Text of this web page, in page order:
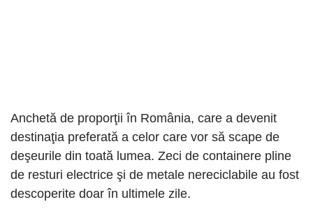
Anchetă de proporţii în România, care a devenit
destinaţia preferată a celor care vor să scape de
deşeurile din toată lumea. Zeci de containere pline
de resturi electrice şi de metale nereciclabile au fost
descoperite doar în ultimele zile.